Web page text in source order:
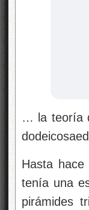
… la teoría
Hasta
tenía una
pirámides